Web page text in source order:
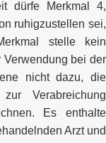
dürfe Merkmal 4,
ruhigzustellen sei,
stelle kein
Verwendung bei der
nicht dazu, die
Verabreichung
Es enthalte
Arzt und